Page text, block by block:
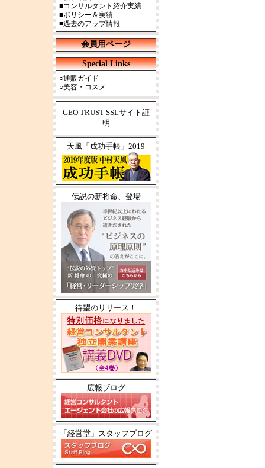
■コンサルタント紹介実績
■ポリシー＆実績
■過去のアップ情報
会員用ページ
Special Links
○通販ガイド
○美容・コスメ
GEO TRUST SSLサイト証
明
天風「成功手帳」2019
伝説の新将命、登場
待望のリリース！
広報ブログ
「経営堂」スタッフブログ